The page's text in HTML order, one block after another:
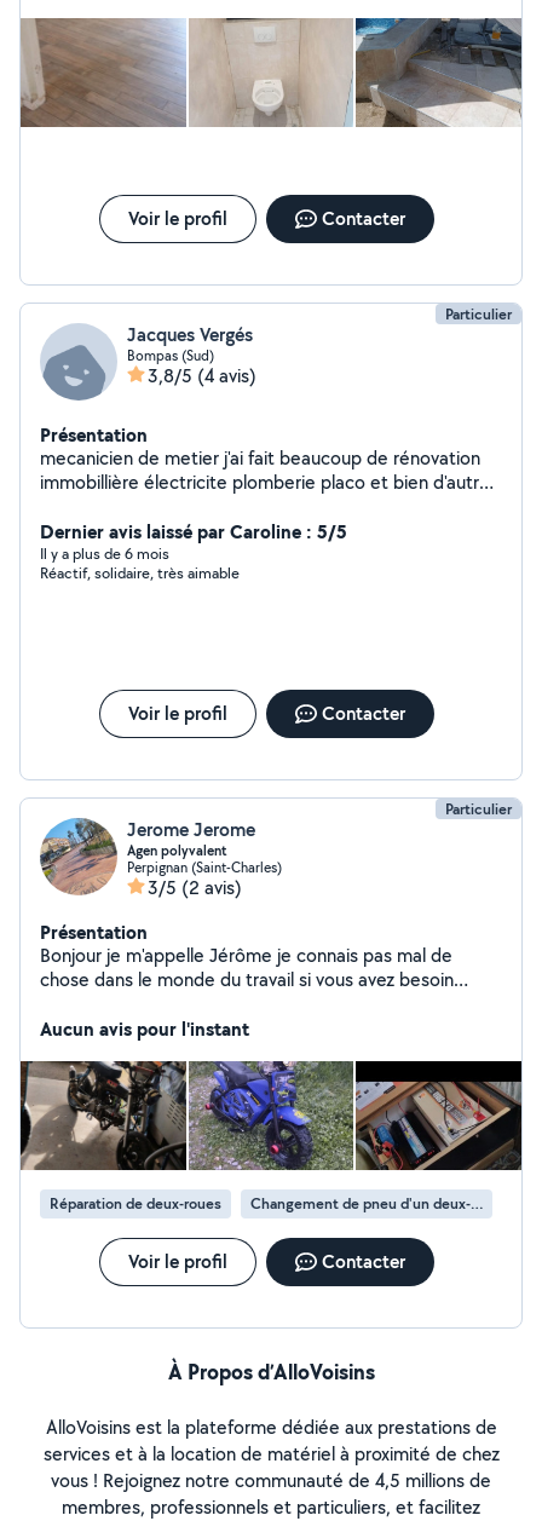
repassera me l'installer quand je le recevrai. Je recommande
Alain qui est très patient et gentil.
Voir le profil Contacter
Particulier
Jacques Vergés
Bompas (Sud)
3,8/5 (4 avis)
Présentation
mecanicien de metier j'ai fait beaucoup de rénovation
immobillière électricite plomberie placo et bien d'autres
Dernier avis laissé par Caroline : 5/5
Il y a plus de 6 mois
Réactif, solidaire, très aimable
Voir le profil Contacter
Particulier
Jerome Jerome
Agen polyvalent
Perpignan (Saint-Charles)
3/5 (2 avis)
Présentation
Bonjour je m'appelle Jérôme je connais pas mal de
chose dans le monde du travail si vous avez besoin
Aucun avis pour l'instant
Réparation de deux-roues Changement de pneu d'un deux-roues
Voir le profil Contacter
À Propos d’AlloVoisins
AlloVoisins est la plateforme dédiée aux prestations de
services et à la location de matériel à proximité de chez
vous ! Rejoignez notre communauté de 4,5 millions de
membres, professionnels et particuliers, et facilitez